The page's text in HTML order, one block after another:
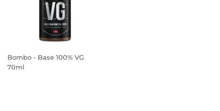
Bombo - Base 100% VG
70ml